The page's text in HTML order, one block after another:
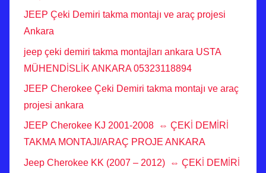
JEEP Çeki Demiri takma montajı ve araç projesi
Ankara
jeep çeki demiri takma montajları ankara USTA
MÜHENDİSLİK ANKARA 05323118894
JEEP Cherokee Çeki Demiri takma montajı ve araç
projesi ankara
JEEP Cherokee KJ 2001-2008 ⇔ ÇEKİ DEMİRİ
TAKMA MONTAJI/ARAÇ PROJE ANKARA
Jeep Cherokee KK (2007 – 2012) ⇔ ÇEKİ DEMİRİ